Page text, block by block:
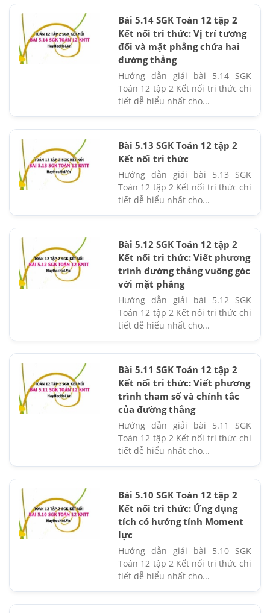
Bài 5.14 SGK Toán 12 tập 2
Kết nối tri thức: Vị trí tương
đối và mặt phẳng chứa hai
đường thẳng
Hướng dẫn giải bài 5.14 SGK
Toán 12 tập 2 Kết nối tri thức chi
tiết dễ hiểu nhất cho...
Bài 5.13 SGK Toán 12 tập 2
Kết nối tri thức
Hướng dẫn giải bài 5.13 SGK
Toán 12 tập 2 Kết nối tri thức chi
tiết dễ hiểu nhất cho...
Bài 5.12 SGK Toán 12 tập 2
Kết nối tri thức: Viết phương
trình đường thẳng vuông góc
với mặt phẳng
Hướng dẫn giải bài 5.12 SGK
Toán 12 tập 2 Kết nối tri thức chi
tiết dễ hiểu nhất cho...
Bài 5.11 SGK Toán 12 tập 2
Kết nối tri thức: Viết phương
trình tham số và chính tắc
của đường thẳng
Hướng dẫn giải bài 5.11 SGK
Toán 12 tập 2 Kết nối tri thức chi
tiết dễ hiểu nhất cho...
Bài 5.10 SGK Toán 12 tập 2
Kết nối tri thức: Ứng dụng
tích có hướng tính Moment
lực
Hướng dẫn giải bài 5.10 SGK
Toán 12 tập 2 Kết nối tri thức chi
tiết dễ hiểu nhất cho...